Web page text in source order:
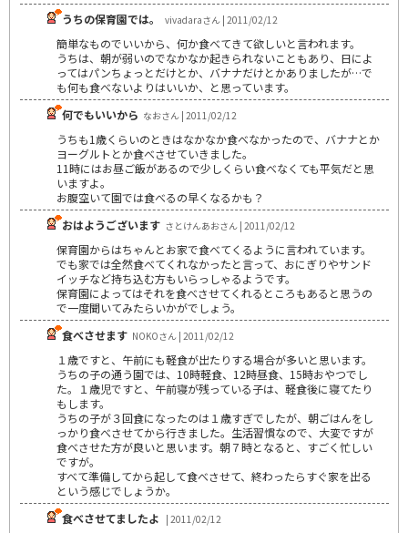
うちの保育園では。
vivadaraさん | 2011/02/12
簡単なものでいいから、何か食べてきて欲しいと言われます。
うちは、朝が弱いのでなかなか起きられないこともあり、日によ
ってはパンちょっとだけとか、バナナだけとかありましたが…で
も何も食べないよりはいいか、と思っています。
何でもいいから なおさん | 2011/02/12
うちも1歳くらいのときはなかなか食べなかったので、バナナとか
ヨーグルトとか食べさせていきました。
11時にはお昼ご飯があるので少しくらい食べなくても平気だと思
いますよ。
お腹空いて園では食べるの早くなるかも？
おはようございます さとけんあおさん | 2011/02/12
保育園からはちゃんとお家で食べてくるように言われています。
でも家では全然食べてくれなかったと言って、おにぎりやサンド
イッチなど持ち込む方もいらっしゃるようです。
保育園によってはそれを食べさせてくれるところもあると思うの
で一度聞いてみたらいかがでしょう。
食べさせます NOKOさん | 2011/02/12
１歳ですと、午前にも軽食が出たりする場合が多いと思います。
うちの子の通う園では、10時軽食、12時昼食、15時おやつでし
た。１歳児ですと、午前寝が残っている子は、軽食後に寝てたり
もします。
うちの子が３回食になったのは１歳すぎでしたが、朝ごはんをし
っかり食べさせてから行きました。生活習慣なので、大変ですが
食べさせた方が良いと思います。朝７時となると、すごく忙しい
ですが。
すべて準備してから起して食べさせて、終わったらすぐ家を出る
という感じでしょうか。
食べさせてましたよ | 2011/02/12